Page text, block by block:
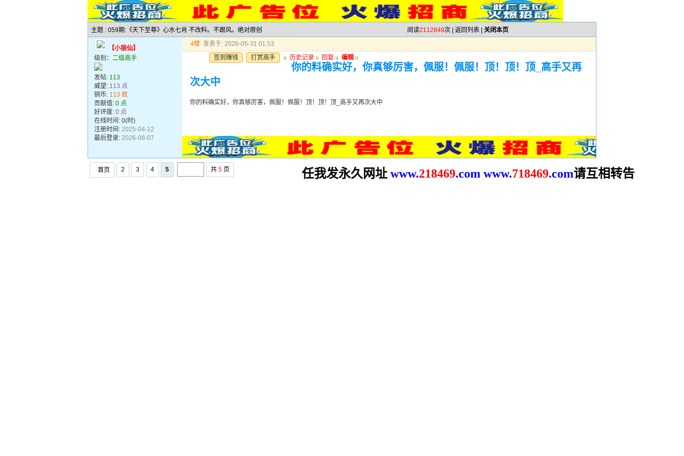
主题 : 059期:《天下至尊》心水七肖 不改料。不跟风。绝对原创 阅读2112849次 | 返回列表 关闭本页
【小狼仙】
级别： 二级高手
发帖: 113
威望: 113 点
铜币: 113 枚
贡献值: 0 点
好评度: 0 点
在线时间: 0(时)
注册时间: 2025-04-12
最后登录: 2026-08-07
4楼 发表于: 2026-05-31 01:53
签到赚钱
打赏高手 u 历史记录 u 回复 u 编辑 u
你的料确实好，你真够厉害，佩服！佩服！顶！顶！顶_高手又再
次大中
你的料确实好，你真够厉害，佩服！佩服！顶！顶！顶_高手又再次大中
首页 2 3 4 5 共 5 页 任我发永久网址 www.218469.com www.718469.com请互相转告